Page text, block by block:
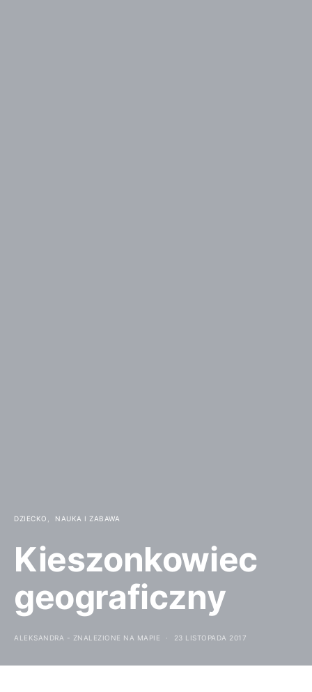
DZIECKO NAUKA I ZABAWA
Kieszonkowiec
geograficzny
ALEKSANDRA - ZNALEZIONE NA MAPIE 23 LISTOPADA 2017